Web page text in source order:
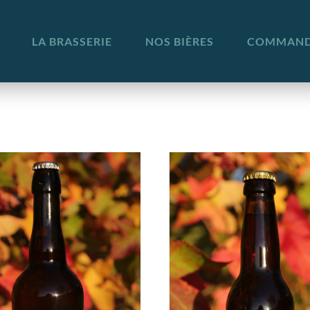
LA BRASSERIE NOS BIÈRES
DÉTAILS